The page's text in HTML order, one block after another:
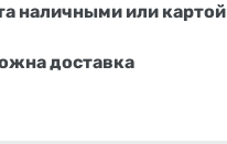
наличными или картой
доставка